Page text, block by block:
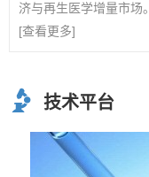
济与再生医学增量市场。
[查看更多]
技术平台